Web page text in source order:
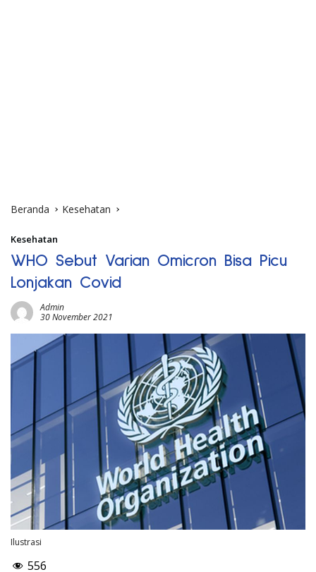
Beranda Kesehatan
Kesehatan
WHO Sebut Varian Omicron Bisa Picu
Lonjakan Covid
Admin
30 November 2021
Ilustrasi
556